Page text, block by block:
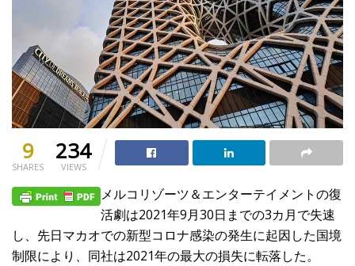
9
SHARES
234
VIEWS
メルコリゾーツ＆エンターテイメントの復
活劇は2021年9月30日までの3カ月で失速
し、先日マカオでの新型コロナ感染の発生に起因した国境
制限により、同社は2021年の最大の損失に転落した。